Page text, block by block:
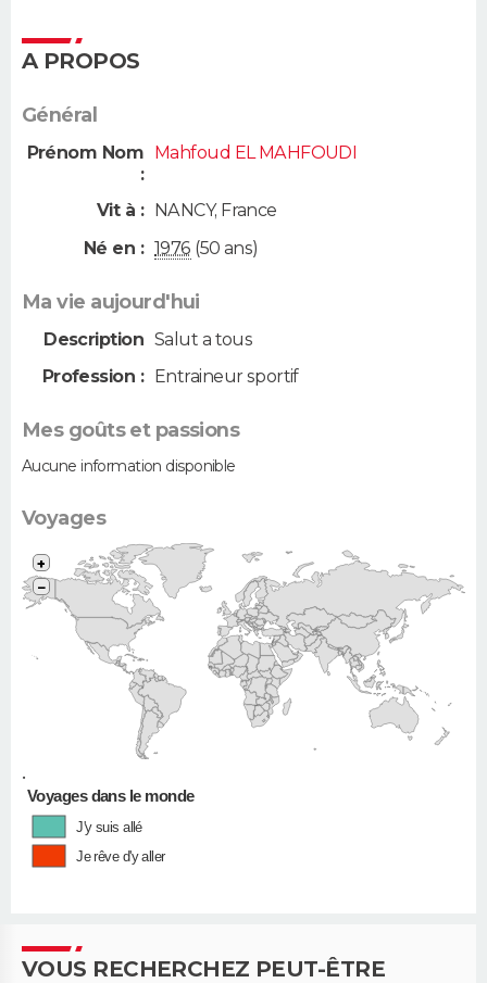
A PROPOS
Général
Prénom Nom
:
Mahfoud EL MAHFOUDI
Vit à : NANCY, France
Né en : 1976 (50 ans)
Ma vie aujourd'hui
Description Salut a tous
Profession :
Entraineur sportif
Mes goûts et passions
Aucune information disponible
Voyages
•
+
−
Voyages dans le monde
J'y suis allé
Je rêve d'y aller
VOUS RECHERCHEZ PEUT-ÊTRE